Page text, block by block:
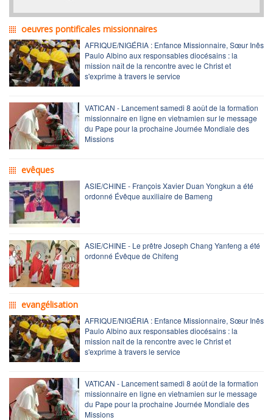
oeuvres pontificales missionnaires
AFRIQUE/NIGÉRIA : Enfance Missionnaire, Sœur Inês
Paulo Albino aux responsables diocésains : la
mission naît de la rencontre avec le Christ et
s'exprime à travers le service
VATICAN - Lancement samedi 8 août de la formation
missionnaire en ligne en vietnamien sur le message
du Pape pour la prochaine Journée Mondiale des
Missions
evêques
ASIE/CHINE - François Xavier Duan Yongkun a été
ordonné Évêque auxiliaire de Bameng
ASIE/CHINE - Le prêtre Joseph Chang Yanfeng a été
ordonné Évêque de Chifeng
evangélisation
AFRIQUE/NIGÉRIA : Enfance Missionnaire, Sœur Inês
Paulo Albino aux responsables diocésains : la
mission naît de la rencontre avec le Christ et
s'exprime à travers le service
VATICAN - Lancement samedi 8 août de la formation
missionnaire en ligne en vietnamien sur le message
du Pape pour la prochaine Journée Mondiale des
Missions